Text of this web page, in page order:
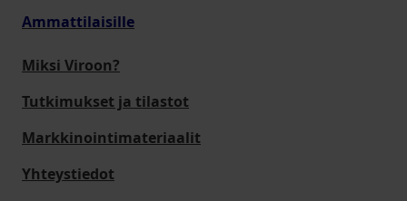
Ammattilaisille
Miksi Viroon?
Tutkimukset ja tilastot
Markkinointimateriaalit
Yhteystiedot